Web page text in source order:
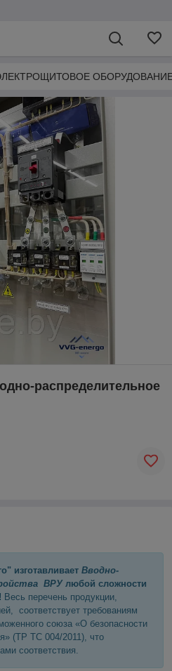
распределительное
изготавливает Вводно-
ВРУлюбой сложности
Весь перечень продукции,
соответствует требованиям
союза «О безопасности
(ТР ТС 004/2011), что
соответствия.